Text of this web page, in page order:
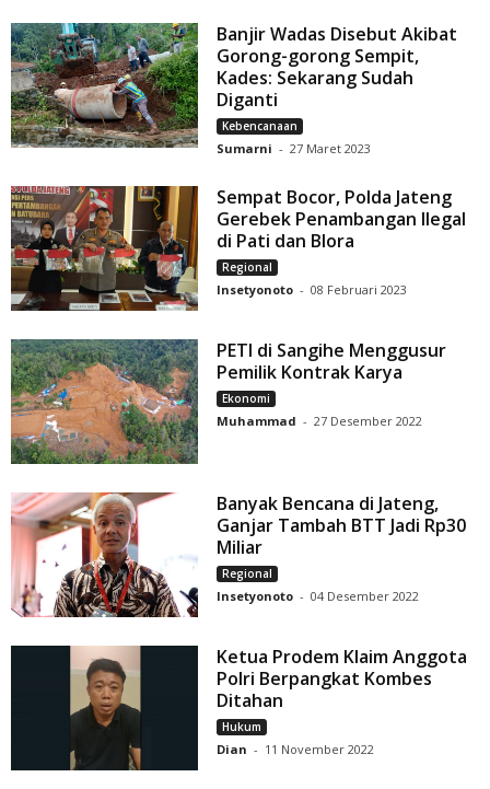
Banjir Wadas Disebut Akibat
Gorong-gorong Sempit,
Kades: Sekarang Sudah
Diganti
Kebencanaan
Sumarni - 27 Maret 2023
Sempat Bocor, Polda Jateng
Gerebek Penambangan Ilegal
di Pati dan Blora
Regional
Insetyonoto - 08 Februari 2023
PETI di Sangihe Menggusur
Pemilik Kontrak Karya
Ekonomi
Muhammad - 27 Desember 2022
Banyak Bencana di Jateng,
Ganjar Tambah BTT Jadi Rp30
Miliar
Regional
Insetyonoto - 04 Desember 2022
Ketua Prodem Klaim Anggota
Polri Berpangkat Kombes
Ditahan
Hukum
Dian - 11 November 2022